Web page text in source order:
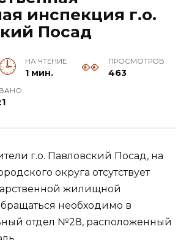
инспекция г.о.
Посад
НА ЧТЕНИЕ
1 мин.
ПРОСМОТРОВ
463
г.о. Павловский Посад, на
округа отсутствует
жилищной
необходимо в
отдел №28, расположенный